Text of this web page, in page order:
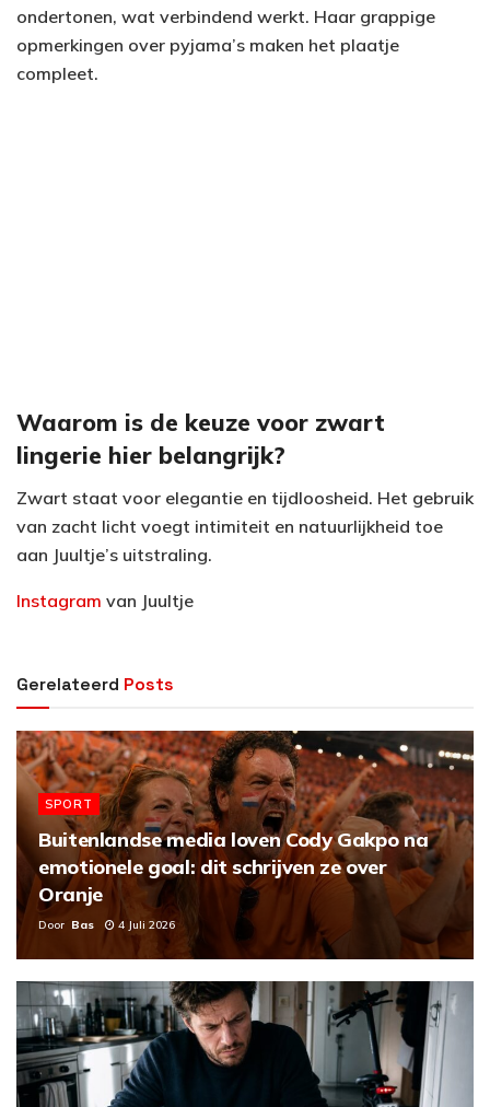
ondertonen, wat verbindend werkt. Haar grappige
opmerkingen over pyjama’s maken het plaatje
compleet.
Waarom is de keuze voor zwart
lingerie hier belangrijk?
Zwart staat voor elegantie en tijdloosheid. Het gebruik
van zacht licht voegt intimiteit en natuurlijkheid toe
aan Juultje’s uitstraling.
Instagram van Juultje
Gerelateerd Posts
SPORT
Buitenlandse media loven Cody Gakpo na
emotionele goal: dit schrijven ze over
Oranje
Door Bas 4 Juli 2026